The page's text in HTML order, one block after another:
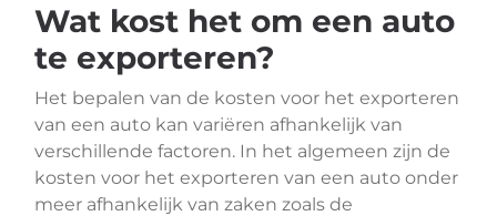
Wat kost het om een auto
te exporteren?
Het bepalen van de kosten voor het exporteren
van een auto kan variëren afhankelijk van
verschillende factoren. In het algemeen zijn de
kosten voor het exporteren van een auto onder
meer afhankelijk van zaken zoals de